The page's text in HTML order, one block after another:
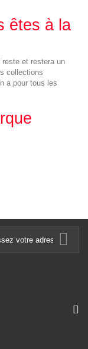
êtes à la
et restera un
collections
a pour tous les